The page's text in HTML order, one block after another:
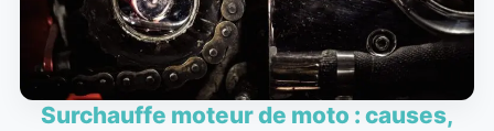
Surchauffe moteur de moto : causes,